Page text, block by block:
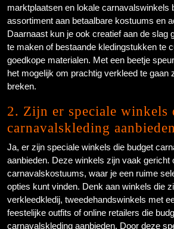
marktplaatsen en lokale carnavalswinkels
assortiment aan betaalbare kostuums en
Daarnaast kun je ook creatief aan de slag
te maken of bestaande kledingstukken te
goedkope materialen. Met een beetje
het mogelijk om prachtig verkleed te gaan
breken.
2. Zijn er speciale winkels
carnavalskleding
Ja, er zijn speciale winkels die budget
aanbieden. Deze winkels zijn vaak gericht
carnavalskostuums, waar je een ruime
opties kunt vinden. Denk aan winkels die
verkleedkledij, tweedehandswinkels met
feestelijke outfits of online retailers die
carnavalskleding aanbieden. Door deze